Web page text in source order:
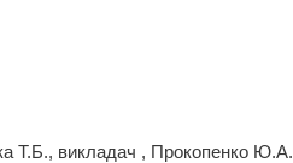
Т.Б., викладач , Прокопенко Ю.А.